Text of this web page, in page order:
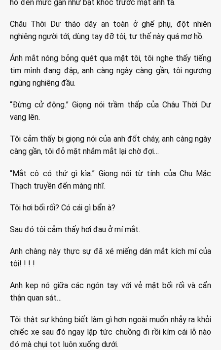
hổ đến mức gần như bật khóc trước mặt anh ta.
Châu Thời Dư tháo dây an toàn ở ghế phụ, đột nhiên
nghiêng người tới, dùng tay đỡ tôi, tư thế này quá mơ hồ.
Ánh mắt nóng bỏng quét qua mặt tôi, tôi nghe thấy tiếng
tim mình đang đập, anh càng ngày càng gần, tôi ngượng
ngùng nghiêng đầu.
“Đừng cử động.” Giọng nói trầm thấp của Châu Thời Dư
vang lên.
Tôi cảm thấy bị giọng nói của anh đốt cháy, anh càng ngày
càng gần, tôi đỏ mặt nhắm mắt lại chờ đợi…
“Mắt cô có thứ gì kìa.” Giọng nói từ tính của Chu Mặc
Thạch truyền đến màng nhĩ.
Tôi hơi bối rối? Có cái gì bẩn à?
Sau đó tôi cảm thấy hơi đau ở mí mắt.
Anh chàng này thực sự đã xé miếng dán mắt kích mí của
tôi! ! ! !
Anh kẹp nó giữa các ngón tay với vẻ mặt bối rối và cẩn
thận quan sát…
Tôi thật sự không biết làm gì hơn ngoài muốn nhảy ra khỏi
chiếc xe sau đó ngay lập tức chuồng đi rồi kím cái lỗ nào
đó mà chụi tọt luôn xuống dưới.